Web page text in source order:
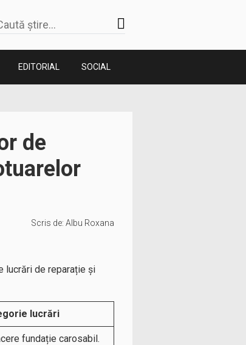
EDITORIAL SOCIAL
de
Scris de: Albu Roxana
lucrări de reparație și
lucrări
fundație carosabil.